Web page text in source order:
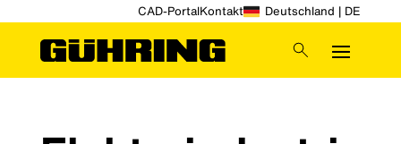
CAD-PortalKontakt Deutschland | DE